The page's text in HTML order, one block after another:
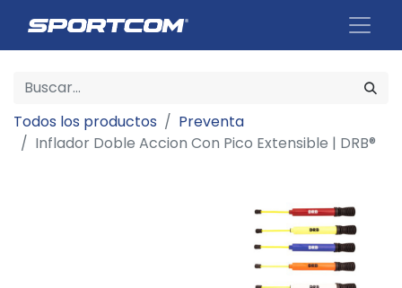
Todos los productos
Preventa
Inflador Doble Accion Con Pico Extensible | DRB®